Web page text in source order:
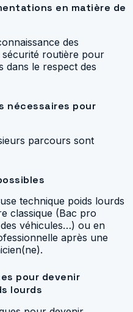
en matière de
des
sécurité routière pour
dans le respect des
nécessaires pour
parcours sont
technique poids lourds
classique (Bac pro
véhicules…) ou en
après une
pour devenir
lourds